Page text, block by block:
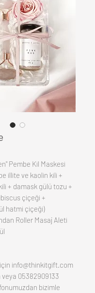
Pembe Kil Maskesi
illite ve kaolin kili +
+ damask gülü tozu +
çiçeği +
hatmi çiçeği)
Roller Masaj Aleti
info@thinkitgift.com
05382909133
bizimle